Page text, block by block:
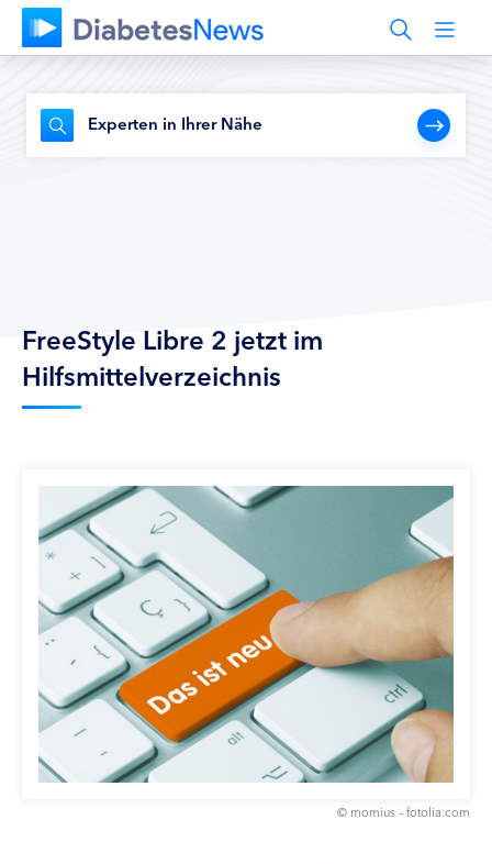
Experten in Ihrer Nähe
FreeStyle Libre 2 jetzt im
Hilfsmittelverzeichnis
© momius – fotolia.com